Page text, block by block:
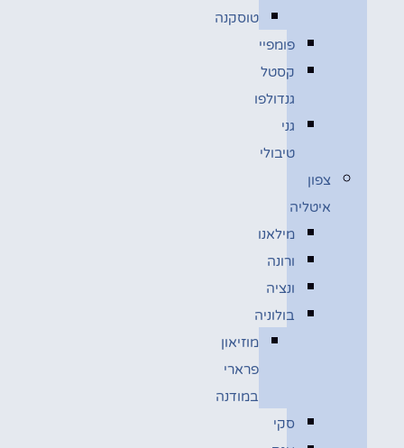
טוסקנה
פומפיי
קסטל
גנדולפו
גני
טיבולי
צפון
איטליה
מילאנו
ורונה
ונציה
בולוניה
מוזיאון
פרארי
במודנה
סקי